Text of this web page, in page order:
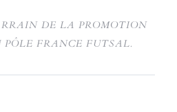
DE LA PROMOTION
PÔLE FRANCE FUTSAL.